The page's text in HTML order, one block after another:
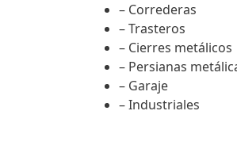
– Correderas
– Trasteros
– Cierres metálicos
– Persianas
– Garaje
– Industriales